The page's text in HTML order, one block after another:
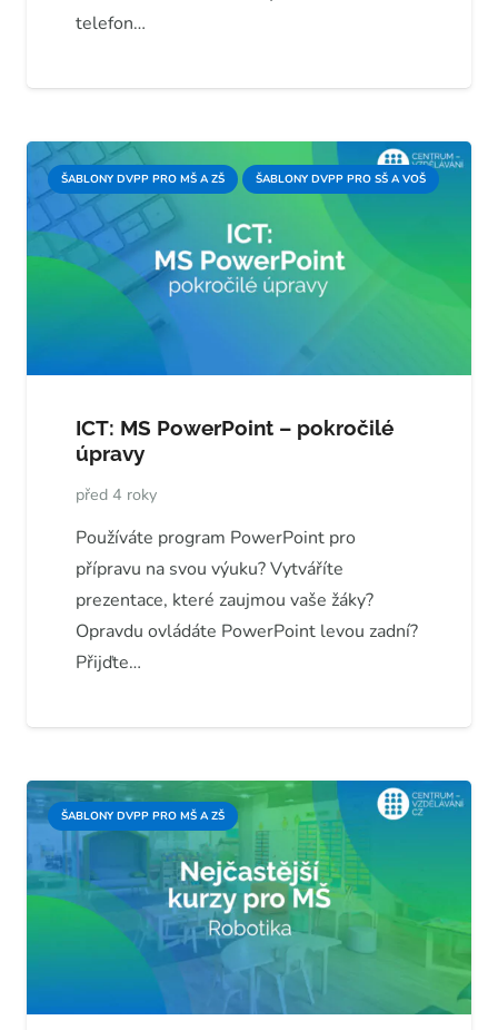
telefon…
ŠABLONY DVPP PRO MŠ A ZŠ ŠABLONY DVPP PRO SŠ A VOŠ
ICT: MS PowerPoint – pokročilé
úpravy
před 4 roky
Používáte program PowerPoint pro
přípravu na svou výuku? Vytváříte
prezentace, které zaujmou vaše žáky?
Opravdu ovládáte PowerPoint levou zadní?
Přijďte…
ŠABLONY DVPP PRO MŠ A ZŠ